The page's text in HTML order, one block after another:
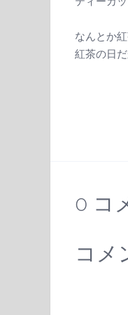
なんとか
紅茶の日
0 コ
コメ